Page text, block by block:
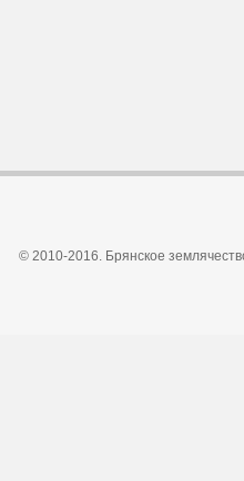
© 2010-2016. Брянское